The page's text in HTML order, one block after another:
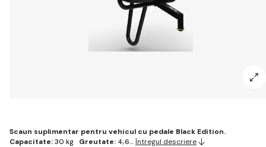
Scaun suplimentar pentru vehicul cu pedale Black Edition.
Capacitate:30 kg Greutate: 4,6… Întregul descriere